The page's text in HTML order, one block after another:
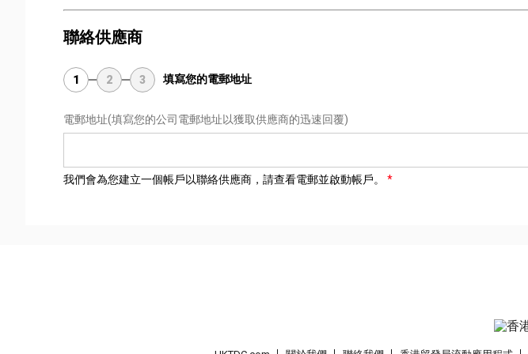
聯絡供應商
1 2 3 填寫您的電郵地址
電郵地址(填寫您的公司電郵地址以獲取供應商的迅速回覆)
我們會為您建立一個帳戶以聯絡供應商，請查看電郵並啟動帳戶。